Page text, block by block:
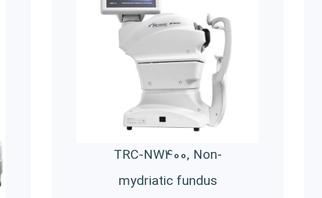
TRC-NW400, Non-
mydriatic fundus